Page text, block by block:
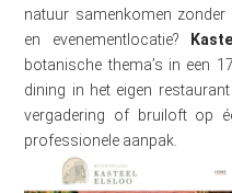
natuur samenkomen
en evenementlocatie?
botanische thema’s in een
dining in het eigen
vergadering of bruiloft op
professionele aanpak.